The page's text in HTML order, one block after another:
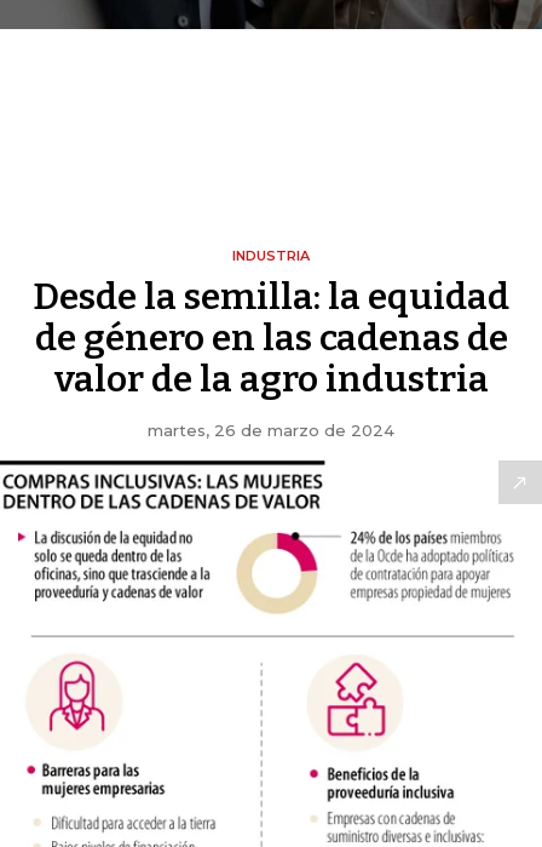
INDUSTRIA
Desde la semilla: la equidad
de género en las cadenas de
valor de la agro industria
martes, 26 de marzo de 2024